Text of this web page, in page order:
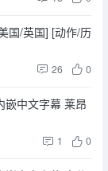
国/英国] [动作/历
26 0
嵌中文字幕 莱昂
1 0